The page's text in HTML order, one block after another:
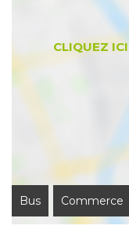
Bus Commerce